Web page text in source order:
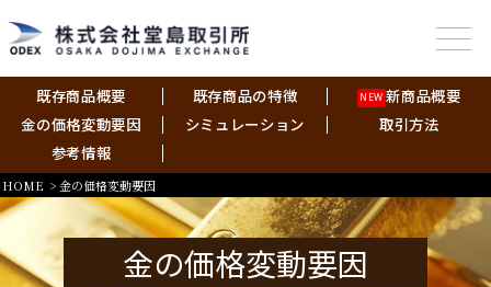
既存商品概要 既存商品の特徴 NEW 新商品概要
金の価格変動要因
シミュレーション
取引方法
参考情報
HOME > 金の価格変動要因
金の価格変動要因